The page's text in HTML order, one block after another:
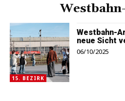
15. BEZIRK
Westbahn-
neue Sicht
06/10/2025